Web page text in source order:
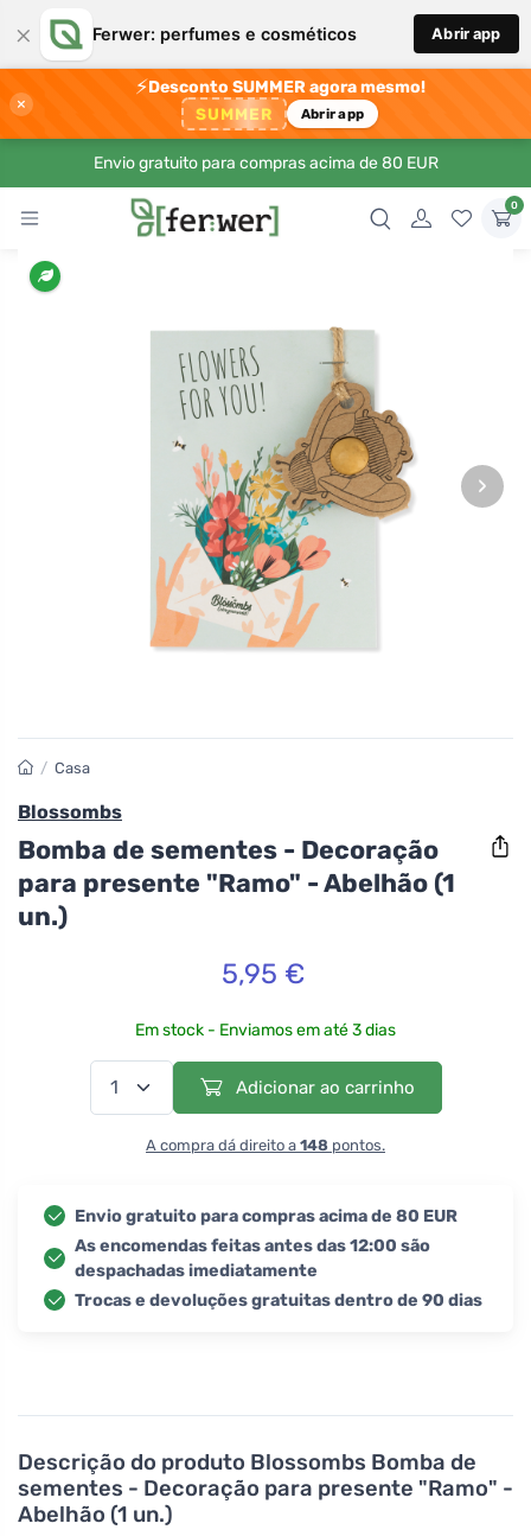
× Ferwer: perfumes e cosméticos Abrir app
×
⚡Desconto SUMMER agora mesmo!
SUMMER Abrir app
Envio gratuito para compras acima de 80 EUR
0
›
Descrição do produto Blossombs Bomba de
sementes - Decoração para presente "Ramo" -
Abelhão (1 un.)
/ Casa
Blossombs
Bomba de sementes - Decoração
para presente "Ramo" - Abelhão (1
un.)
5,95 €
Em stock - Enviamos em até 3 dias
Adicionar ao carrinho
A compra dá direito a 148 pontos.
Envio gratuito para compras acima de 80 EUR
As encomendas feitas antes das 12:00 são
despachadas imediatamente
Trocas e devoluções gratuitas dentro de 90 dias